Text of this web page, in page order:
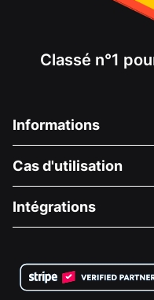
Classé n°1
Informations
À propos de nous
Carrières
Confidentialité
Cas d'utilisation
Collecte de fonds
Collecte de fonds
Intégrations
Plugin de don Wix